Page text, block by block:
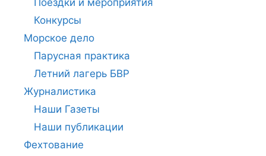
Поездки и мероприятия
Конкурсы
Морское дело
Парусная практика
Летний лагерь БВР
Журналистика
Наши Газеты
Наши публикации
Фехтование